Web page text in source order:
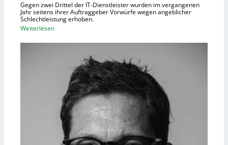
Gegen zwei Drittel der IT-Dienstleister wurden im vergangenen
Jahr seitens ihrer Auftraggeber Vorwürfe wegen angeblicher
Schlechtleistung erhoben.
Weiterlesen: